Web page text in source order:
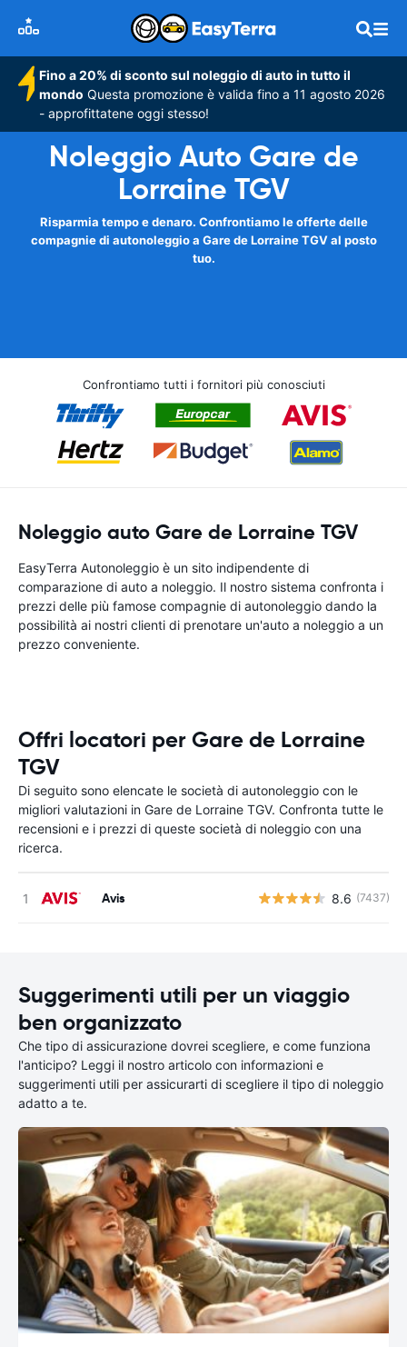
Fino a 20% di sconto sul noleggio di auto in tutto il
mondo Questa promozione è valida fino a 11 agosto 2026
- approfittatene oggi stesso!
Noleggio Auto Gare de
Lorraine TGV
Risparmia tempo e denaro. Confrontiamo le offerte delle
compagnie di autonoleggio a Gare de Lorraine TGV al posto
tuo.
Confrontiamo tutti i fornitori più conosciuti
Noleggio auto Gare de Lorraine TGV
EasyTerra Autonoleggio è un sito indipendente di
comparazione di auto a noleggio. Il nostro sistema confronta i
prezzi delle più famose compagnie di autonoleggio dando la
possibilità ai nostri clienti di prenotare un'auto a noleggio a un
prezzo conveniente.
Offri locatori per Gare de Lorraine
TGV
Di seguito sono elencate le società di autonoleggio con le
migliori valutazioni in Gare de Lorraine TGV. Confronta tutte le
recensioni e i prezzi di queste società di noleggio con una
ricerca.
Avis 8.6 (7437)
Suggerimenti utili per un viaggio
ben organizzato
Che tipo di assicurazione dovrei scegliere, e come funziona
l'anticipo? Leggi il nostro articolo con informazioni e
suggerimenti utili per assicurarti di scegliere il tipo di noleggio
adatto a te.